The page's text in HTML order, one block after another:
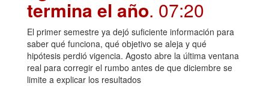
termina el año. 07:20
El primer semestre ya dejó suficiente información para
saber qué funciona, qué objetivo se aleja y qué
hipótesis perdió vigencia. Agosto abre la última ventana
real para corregir el rumbo antes de que diciembre se
limite a explicar los resultados